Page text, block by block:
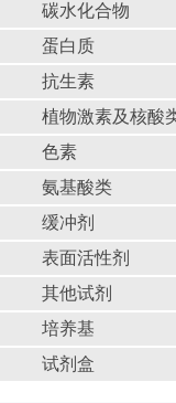
碳水化合物
蛋白质
抗生素
植物激素及核酸
色素
氨基酸类
缓冲剂
表面活性剂
其他试剂
培养基
试剂盒